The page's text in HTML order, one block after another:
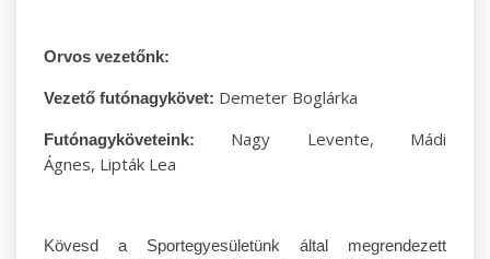
Orvos vezetőnk:
Vezető futónagykövet: Demeter Boglárka
Futónagyköveteink:
Nagy Levente, Mádi
Ágnes, Lipták Lea
Kövesd a Sportegyesületünk által megrendezett